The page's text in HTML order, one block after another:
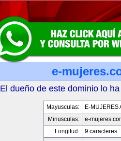
e-
El dueño de este dominio lo
Mayusculas:
E-
Minusculas:
e-
Longitud:
9 caracteres